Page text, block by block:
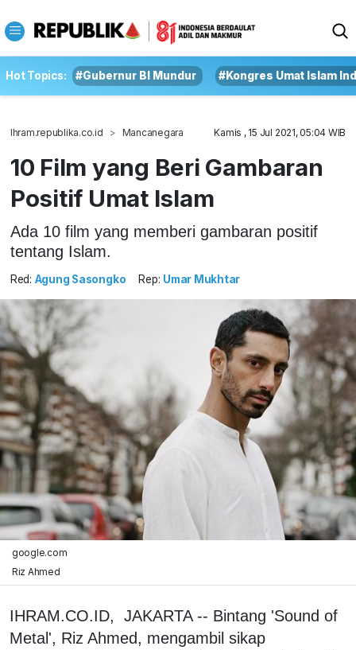
Hot Topics: #Gubernur BI Mundur #Kongres Umat Islam
Ihram.republika.co.id Mancanegara Kamis , 15 Jul 2021, 05:04 WIB
10 Film yang Beri Gambaran
Positif Umat Islam
Ada 10 film yang memberi gambaran positif
tentang Islam.
Red: Agung Sasongko Rep: Umar Mukhtar
google.com
Riz Ahmed
IHRAM.CO.ID, JAKARTA -- Bintang 'Sound of
Metal', Riz Ahmed, mengambil sikap